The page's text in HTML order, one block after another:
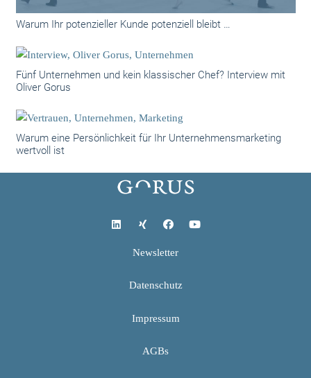
Warum Ihr potenzieller Kunde potenziell bleibt …
Fünf Unternehmen und kein klassischer Chef? Interview mit
Oliver Gorus
Warum eine Persönlichkeit für Ihr Unternehmensmarketing
wertvoll ist
Newsletter
Datenschutz
Impressum
AGBs